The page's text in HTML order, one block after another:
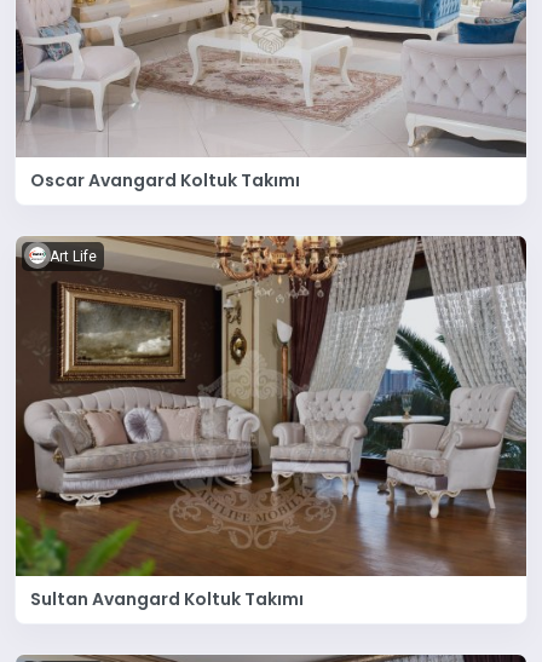
Oscar Avangard Koltuk Takımı
Art Life
Sultan Avangard Koltuk Takımı